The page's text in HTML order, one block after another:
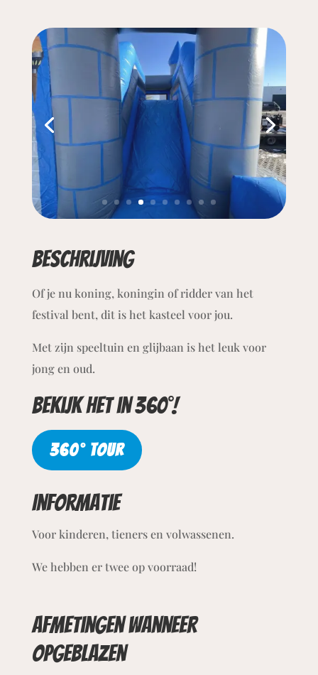
Beschrijving
Of je nu koning, koningin of ridder van het
festival bent, dit is het kasteel voor jou.
Met zijn speeltuin en glijbaan is het leuk voor
jong en oud.
Bekijk het in 360°!
360° TOUR
Informatie
Voor kinderen, tieners en volwassenen.
We hebben er twee op voorraad!
Afmetingen wanneer
opgeblazen